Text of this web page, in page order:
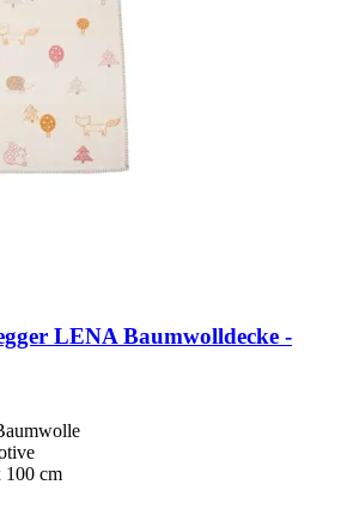
LENA Baumwolldecke -​
100 cm